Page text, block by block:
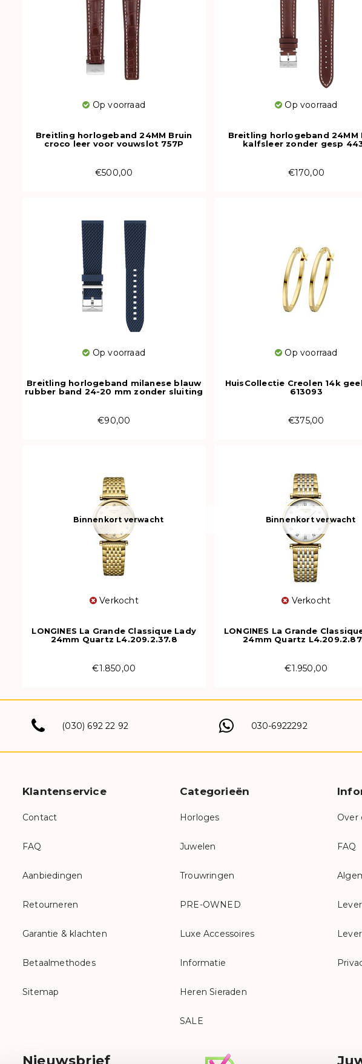
Op voorraad
Breitling horlogeband 24MM Bruin
croco leer voor vouwslot 757P
€500,00
Op voorraad
Breitling horlogeband 24MM
kalfsleer zonder gesp
€170,00
Op voorraad
Breitling horlogeband milanese blauw
rubber band 24-20 mm zonder sluiting
€90,00
Op voorraad
HuisCollectie Creolen 14k
613093
€375,00
Binnenkort verwacht
Verkocht
LONGINES La Grande Classique Lady
24mm Quartz L4.209.2.37.8
€1.850,00
Binnenkort verwacht
Verkocht
LONGINES La Grande
24mm Quartz
€1.950,00
(030) 692 22 92 030-6922292
Klantenservice
Contact
FAQ
Aanbiedingen
Retourneren
Garantie & klachten
Betaalmethodes
Sitemap
Categorieën
Horloges
Juwelen
Trouwringen
PRE-OWNED
Luxe Accessoires
Informatie
Heren Sieraden
SALE
Over
FAQ
Nieuwsbrief